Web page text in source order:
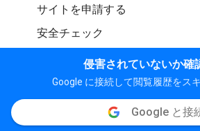
侵害されていないか確
Google に接続して閲覧履歴をス
Google と接
サイトを申請する
安全チェック
© WOT サービス LP。 無断転載